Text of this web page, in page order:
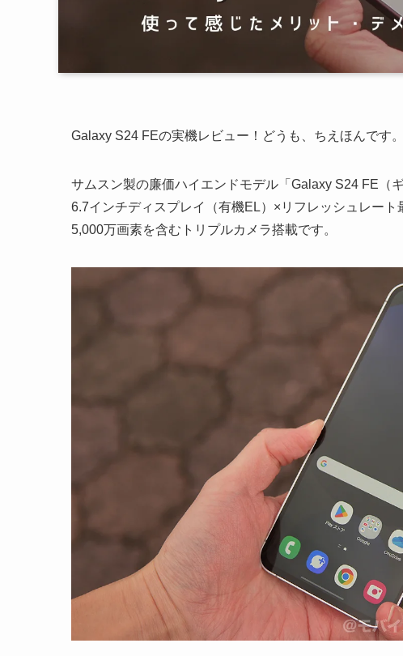
Galaxy S24 FEの実機レビュー！どうも、ちえほんです。
サムスン製の廉価ハイエンドモデル「Galaxy S24 FE（
6.7インチディスプレイ（有機EL）×リフレッシュレー
5,000万画素を含むトリプルカメラ搭載です。